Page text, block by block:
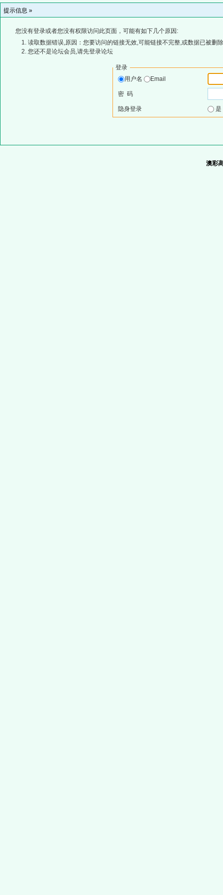
提示信息 »
您没有登录或者您没有权限访问此页面，可能有如下几个原因:
读取数据错误,原因：您要访问的链接无效,可能链接不完整,或数据已被删
您还不是论坛会员,请先登录论坛
登录
用户名
Email
密 码
隐身登录
澳彩